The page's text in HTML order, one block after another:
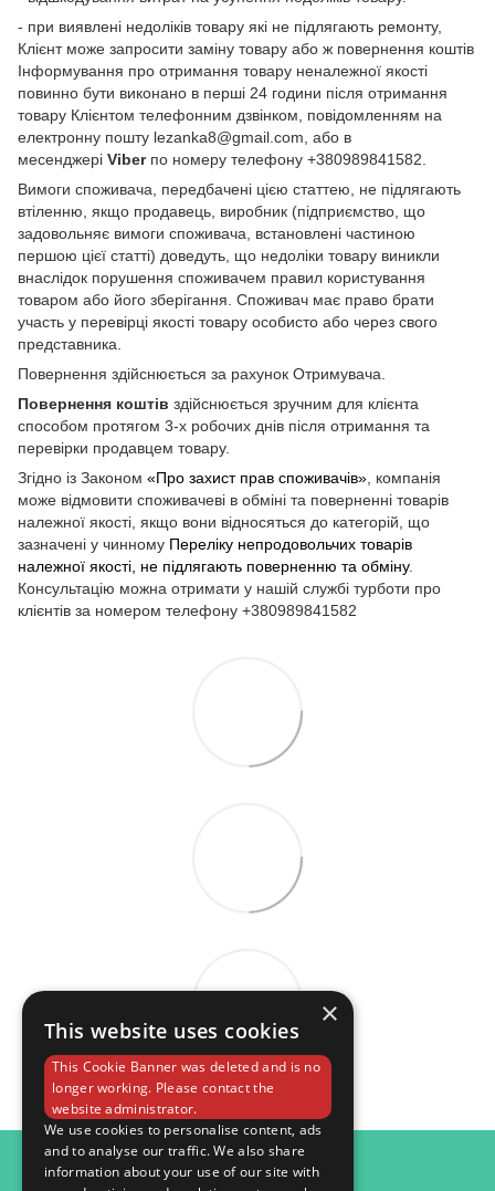
- при виявлені недоліків товару які не підлягають ремонту,
Клієнт може запросити заміну товару або ж повернення коштів
Інформування про отримання товару неналежної якості
повинно бути виконано в перші 24 години після отримання
товару Клієнтом телефонним дзвінком, повідомленням на
електронну пошту lezanka8@gmail.com, або в
месенджері Viberпо номеру телефону +380989841582.
Вимоги споживача, передбачені цією статтею, не підлягають
втіленню, якщо продавець, виробник (підприємство, що
задовольняє вимоги споживача, встановлені частиною
першою цієї статті) доведуть, що недоліки товару виникли
внаслідок порушення споживачем правил користування
товаром або його зберігання. Споживач має право брати
участь у перевірці якості товару особисто або через свого
представника.
Повернення здійснюється за рахунок Отримувача.
Повернення коштів здійснюється зручним для клієнта
способом протягом 3-х робочих днів після отримання та
перевірки продавцем товару.
Згідно із Законом «Про захист прав споживачів» , компанія
може відмовити споживачеві в обміні та поверненні товарів
належної якості, якщо вони відносяться до категорій, що
зазначені у чинному Переліку непродовольчих товарів
належної якості, не підлягають поверненню та обміну.
Консультацію можна отримати у нашій службі турботи про
клієнтів за номером телефону +380989841582
098 984 15 82
×
This website uses cookies
This Cookie Banner was deleted and is no
longer working. Please contact the
website administrator.
We use cookies to personalise content, ads
and to analyse our traffic. We also share
information about your use of our site with